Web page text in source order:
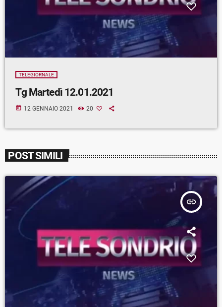
TELEGIORNALE
Tg Martedì 12.01.2021
today 12 GENNAIO 2021 20
POST SIMILI
insert_link